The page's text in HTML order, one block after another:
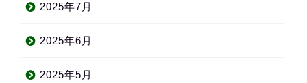
2025年7月
2025年6月
2025年5月